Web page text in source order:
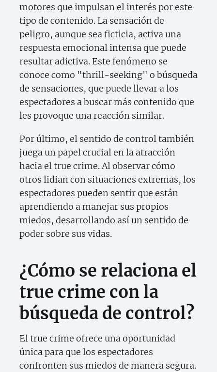
motores que impulsan el interés por este
tipo de contenido. La sensación de
peligro, aunque sea ficticia, activa una
respuesta emocional intensa que puede
resultar adictiva. Este fenómeno se
conoce como "thrill-seeking" o búsqueda
de sensaciones, que puede llevar a los
espectadores a buscar más contenido que
les provoque una reacción similar.
Por último, el sentido de control también
juega un papel crucial en la atracción
hacia el true crime. Al observar cómo
otros lidian con situaciones extremas, los
espectadores pueden sentir que están
aprendiendo a manejar sus propios
miedos, desarrollando así un sentido de
poder sobre sus vidas.
¿Cómo se relaciona el
true crime con la
búsqueda de control?
El true crime ofrece una oportunidad
única para que los espectadores
confronten sus miedos de manera segura.